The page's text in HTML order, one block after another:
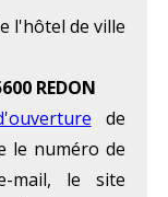
l'hôtel de ville
REDON
de
le numéro de
mail, le site